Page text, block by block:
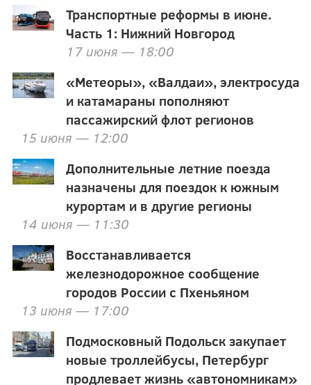
Транспортные реформы в июне.
Часть 1: Нижний Новгород
17 июня — 18:00
«Метеоры», «Валдаи», электросуда
и катамараны пополняют
пассажирский флот регионов
15 июня — 12:00
Дополнительные летние поезда
назначены для поездок к южным
курортам и в другие регионы
14 июня — 11:30
Восстанавливается
железнодорожное сообщение
городов России с Пхеньяном
13 июня — 17:00
Подмосковный Подольск закупает
новые троллейбусы, Петербург
продлевает жизнь «автономникам»